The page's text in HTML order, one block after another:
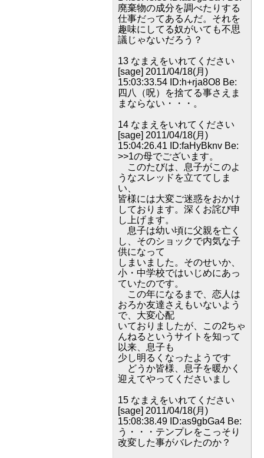
廃棄物の成分を調べたりする
仕事だってあるんだ。それを
趣味にしてる奴がいても不思
議じゃないだろう？
13 なまえをいれてください
[sage] 2011/04/18(月)
15:03:33.54 ID:h+rja8O8 Be:
四八（呪）を捨てる事さえま
まならない・・・。
14 なまえをいれてください
[sage] 2011/04/18(月)
15:04:26.41 ID:faHyBknv Be:
>>1の母でございます。
このたびは、息子がこのよ
うなスレッドを立ててしま
い、
皆様には大変ご迷惑をおかけ
しております。深くお詫び申
し上げます。
息子は幼い頃に父親を亡く
し、そのショックで内気な子
供になって
しまいました。そのせいか、
小・中学校ではいじめにあっ
ていたのです。
この年になるまで、恋人は
おろか友達さえもいないよう
で、大変心配
いておりましたが、この2ちゃ
んねるというサイトを知って
以来、息子も
少し明るくなったようです
どうか皆様、息子を暖かく
迎えてやってくださいまし
15 なまえをいれてください
[sage] 2011/04/18(月)
15:08:38.49 ID:as9gbGa4 Be:
う・・・テンプレをこっそり
改変した事がバレたのか？